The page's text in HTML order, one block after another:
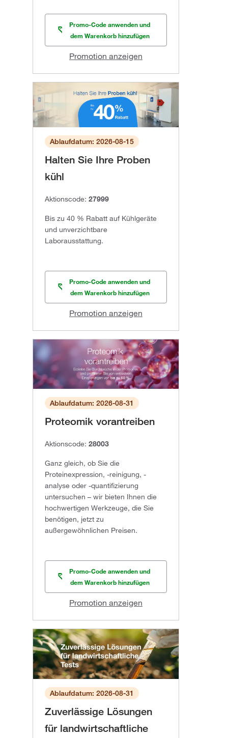
Promo-Code anwenden und
dem Warenkorb hinzufügen
Promotion anzeigen
Ablaufdatum: 2026-08-15
Halten Sie Ihre Proben
kühl
Aktionscode: 27999
Bis zu 40 % Rabatt auf Kühlgeräte
und unverzichtbare
Laborausstattung.
Promo-Code anwenden und
dem Warenkorb hinzufügen
Promotion anzeigen
Ablaufdatum: 2026-08-31
Proteomik vorantreiben
Aktionscode: 28003
Ganz gleich, ob Sie die
Proteinexpression, -reinigung, -
analyse oder -quantifizierung
untersuchen – wir bieten Ihnen die
hochwertigen Werkzeuge, die Sie
benötigen, jetzt zu
außergewöhnlichen Preisen.
Promo-Code anwenden und
dem Warenkorb hinzufügen
Promotion anzeigen
Ablaufdatum: 2026-08-31
Zuverlässige Lösungen
für landwirtschaftliche